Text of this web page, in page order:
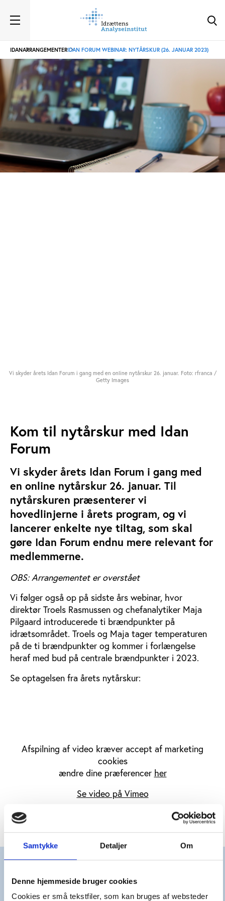
Samtykke Detaljer Om
Denne hjemmeside bruger cookies
Cookies er små tekstfiler, som kan bruges af websteder
IDANARRANGEMENTERIDAN FORUM WEBINAR: NYTÅRSKUR (26. JANUAR 2023)
Vi skyder årets Idan Forum i gang med en online nytårskur 26. januar. Foto: rfranca /
Getty Images
Kom til nytårskur med Idan
Forum
Vi skyder årets Idan Forum i gang med
en online nytårskur 26. januar. Til
nytårskuren præsenterer vi
hovedlinjerne i årets program, og vi
lancerer enkelte nye tiltag, som skal
gøre Idan Forum endnu mere relevant for
medlemmerne.
OBS: Arrangementet er overstået
Vi følger også op på sidste års webinar, hvor
direktør Troels Rasmussen og chefanalytiker Maja
Pilgaard introducerede ti brændpunkter på
idrætsområdet. Troels og Maja tager temperaturen
på de ti brændpunkter og kommer i forlængelse
heraf med bud på centrale brændpunkter i 2023.
Se optagelsen fra årets nytårskur:
Afspilning af video kræver accept af marketing
cookies
ændre dine præferencer her
Se video på Vimeo
interesseret i et medlemskab, så kontakt Peter
Forsberg, der er projektleder på Idan Forum.